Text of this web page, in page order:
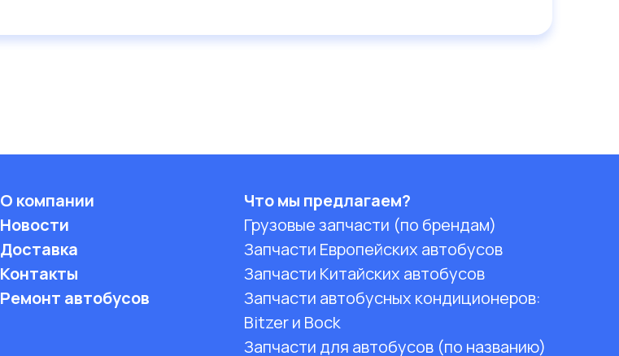
О компании
Новости
Доставка
Контакты
Ремонт автобусов
Что мы предлагаем?
Грузовые запчасти (по брендам)
Запчасти Европейских автобусов
Запчасти Китайских автобусов
Запчасти автобусных кондиционеров:
Bitzer и Bock
Запчасти для автобусов (по названию)